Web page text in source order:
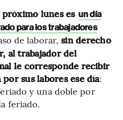
lunes es un día
para los trabajadores
de laborar,sin derecho
al trabajador del
le corresponde recibir
sus labores ese día:
y una doble por
feriado.